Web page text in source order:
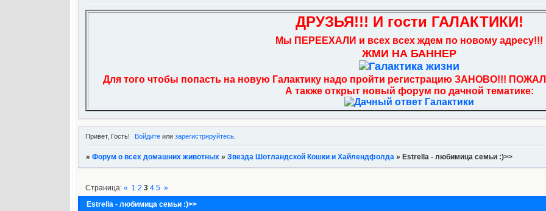
ДРУЗЬЯ!!! И гости ГАЛАКТИКИ!
Мы ПЕРЕЕХАЛИ и всех всех ждем по новому адресу!!!
ЖМИ НА БАННЕР
Для того чтобы попасть на новую Галактику надо пройти регистрацию ЗАНОВО!!!
А также открыт новый форум по дачной тематике:
Привет, Гость! Войдите илизарегистрируйтесь
» Форум о всех домашних животных » Звезда Шотландской Кошки и Хайлендфолда » Estrella - любимица семьи :)>>
Estrella - любимица семьи :)>>
Страница: « 1 2 3 4 5 »